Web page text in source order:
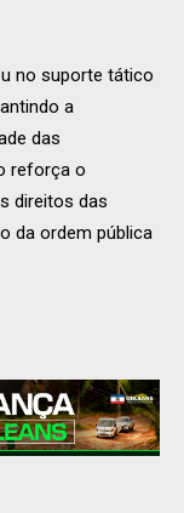
no suporte tático
a
das
reforça o
direitos das
da ordem pública